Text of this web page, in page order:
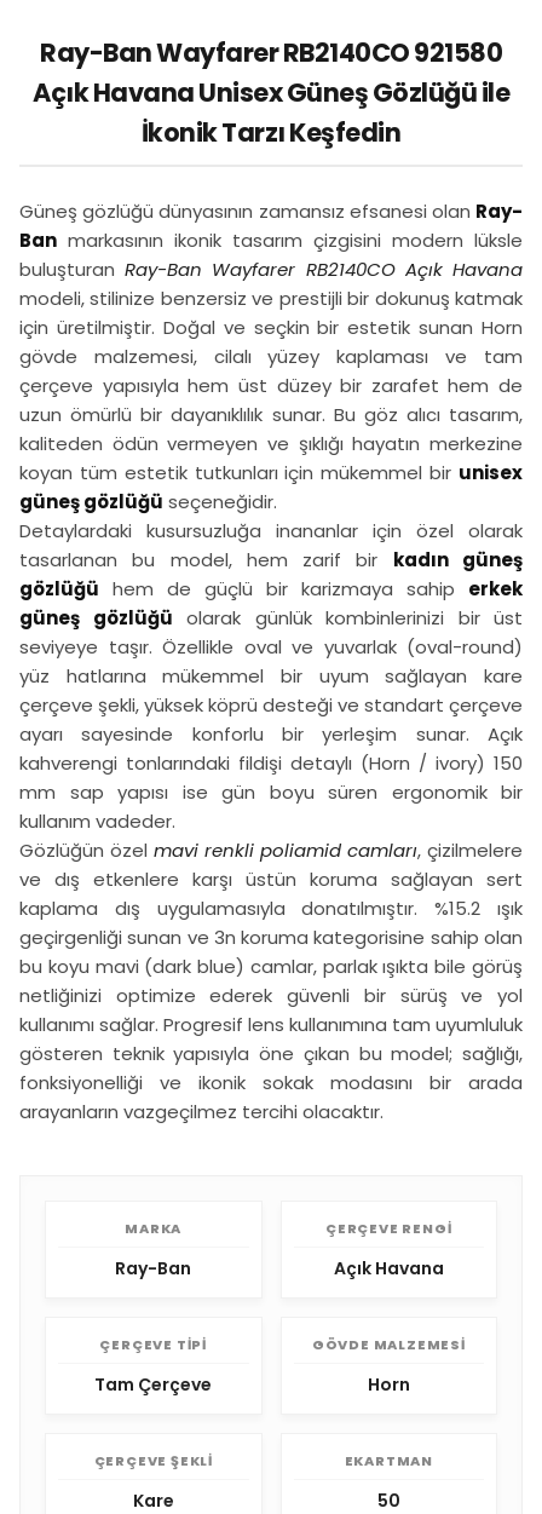
Ray-Ban Wayfarer RB2140CO 921580
Açık Havana Unisex Güneş Gözlüğü ile
İkonik Tarzı Keşfedin
Güneş gözlüğü dünyasının zamansız efsanesi olan Ray-
Ban markasının ikonik tasarım çizgisini modern lüksle
buluşturanRay-Ban Wayfarer RB2140CO Açık Havana
modeli, stilinize benzersiz ve prestijli bir dokunuş katmak
için üretilmiştir. Doğal ve seçkin bir estetik sunan Horn
gövde malzemesi, cilalı yüzey kaplaması ve tam
çerçeve yapısıyla hem üst düzey bir zarafet hem de
uzun ömürlü bir dayanıklılık sunar. Bu göz alıcı tasarım,
kaliteden ödün vermeyen ve şıklığı hayatın merkezine
koyan tüm estetik tutkunları için mükemmel bir unisex
güneş gözlüğü seçeneğidir.
Detaylardaki kusursuzluğa inananlar için özel olarak
tasarlanan bu model, hem zarif bir kadın güneş
gözlüğü hem de güçlü bir karizmaya sahip erkek
güneş gözlüğü olarak günlük kombinlerinizi bir üst
seviyeye taşır. Özellikle oval ve yuvarlak (oval-round)
yüz hatlarına mükemmel bir uyum sağlayan kare
çerçeve şekli, yüksek köprü desteği ve standart çerçeve
ayarı sayesinde konforlu bir yerleşim sunar. Açık
kahverengi tonlarındaki fildişi detaylı (Horn / ivory) 150
mm sap yapısı ise gün boyu süren ergonomik bir
kullanım vadeder.
Gözlüğün özel mavi renkli poliamid camları, çizilmelere
ve dış etkenlere karşı üstün koruma sağlayan sert
kaplama dış uygulamasıyla donatılmıştır. %15.2 ışık
geçirgenliği sunan ve 3n koruma kategorisine sahip olan
bu koyu mavi (dark blue) camlar, parlak ışıkta bile görüş
netliğinizi optimize ederek güvenli bir sürüş ve yol
kullanımı sağlar. Progresif lens kullanımına tam uyumluluk
gösteren teknik yapısıyla öne çıkan bu model; sağlığı,
fonksiyonelliği ve ikonik sokak modasını bir arada
arayanların vazgeçilmez tercihi olacaktır.
MARKA
Ray-Ban
ÇERÇEVE RENGI
Açık Havana
ÇERÇEVE TIPI
Tam Çerçeve
GÖVDE MALZEMESI
Horn
ÇERÇEVE ŞEKLI
Kare
EKARTMAN
50